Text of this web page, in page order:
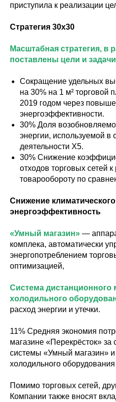
приступила к реализации
Стратегия 30х30
Масштабная стратегия, в
поставлены цели и
Сокращение удельных
на 30% на 1 м² торговой
2019 годом через
энергоэффективности.
30% Доля
энергии, используемой в
деятельности Х5.
30% Снижение
отходов торговых сетей
товарообороту по
Снижение
энергоэффективность
«Умный магазин» —
комплека, автоматически
энергопотреблением
оптимизацией,
Система дистанционного
холодильного
расход энергии и утечки.
11% Средняя экономия
магазине «Перекрёсток» за
системы «Умный магазин» и
холодильного оборудования
Помимо торговых сетей,
Компании также вносят